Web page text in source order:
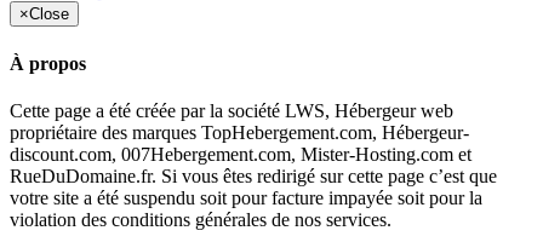
×Close
À propos
Cette page a été créée par la société LWS, Hébergeur web
propriétaire des marques TopHebergement.com, Hébergeur-
discount.com, 007Hebergement.com, Mister-Hosting.com et
RueDuDomaine.fr. Si vous êtes redirigé sur cette page c’est que
votre site a été suspendu soit pour facture impayée soit pour la
violation des conditions générales de nos services.